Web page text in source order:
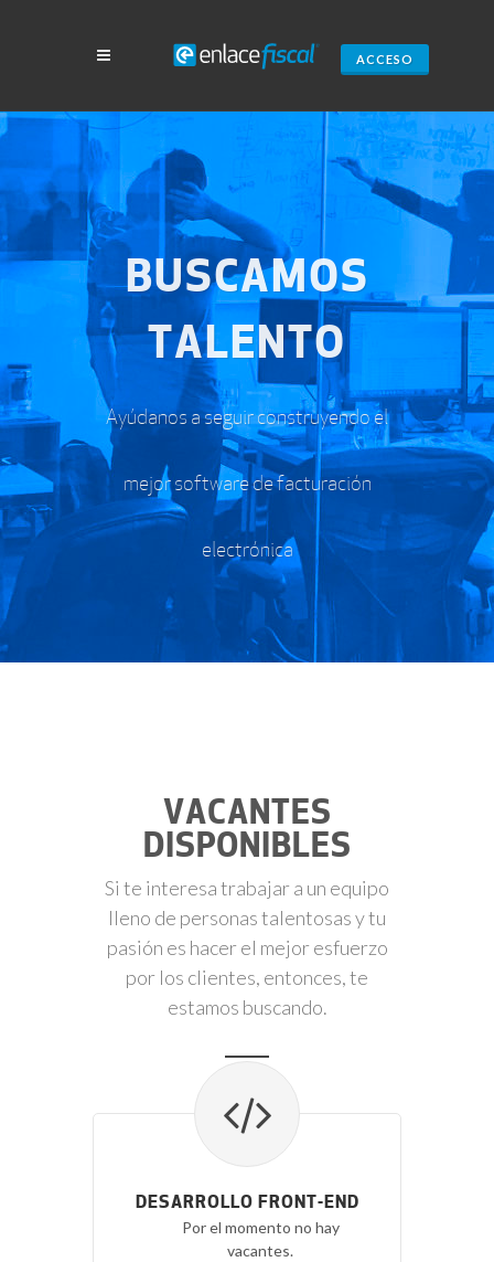
ACCESO
BUSCAMOS
TALENTO
Ayúdanos a seguir construyendo el
mejor software de facturación
electrónica
VACANTES
DISPONIBLES
Si te interesa trabajar a un equipo
lleno de personas talentosas y tu
pasión es hacer el mejor esfuerzo
por los clientes, entonces, te
estamos buscando.
DESARROLLO FRONT-END
Por el momento no hay
vacantes.